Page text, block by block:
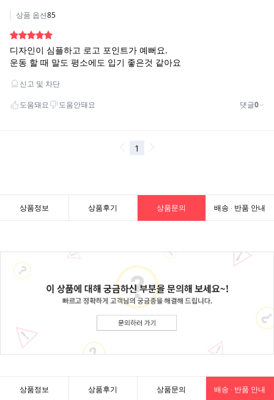
상품정보 상품후기 상품문의 배송 · 반품 안내
상품정보 상품후기 상품문의 배송 · 반품 안내